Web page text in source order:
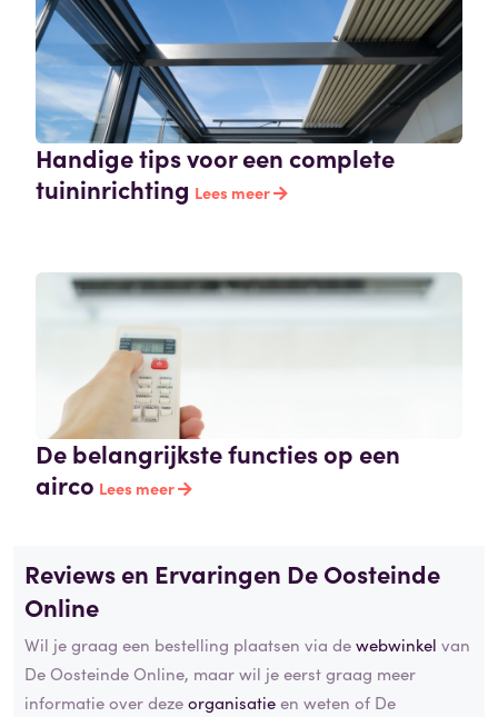
Handige tips voor een complete
tuininrichting Lees meer
De belangrijkste functies op een
airco Lees meer
Reviews en Ervaringen De Oosteinde
Online
Wil je graag een bestelling plaatsen via dewebwinkel van
De Oosteinde Online, maar wil je eerst graag meer
informatie over dezeorganisatieen weten of De